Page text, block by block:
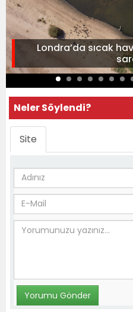
Londra’da sıcak
Neler Söylendi?
Site